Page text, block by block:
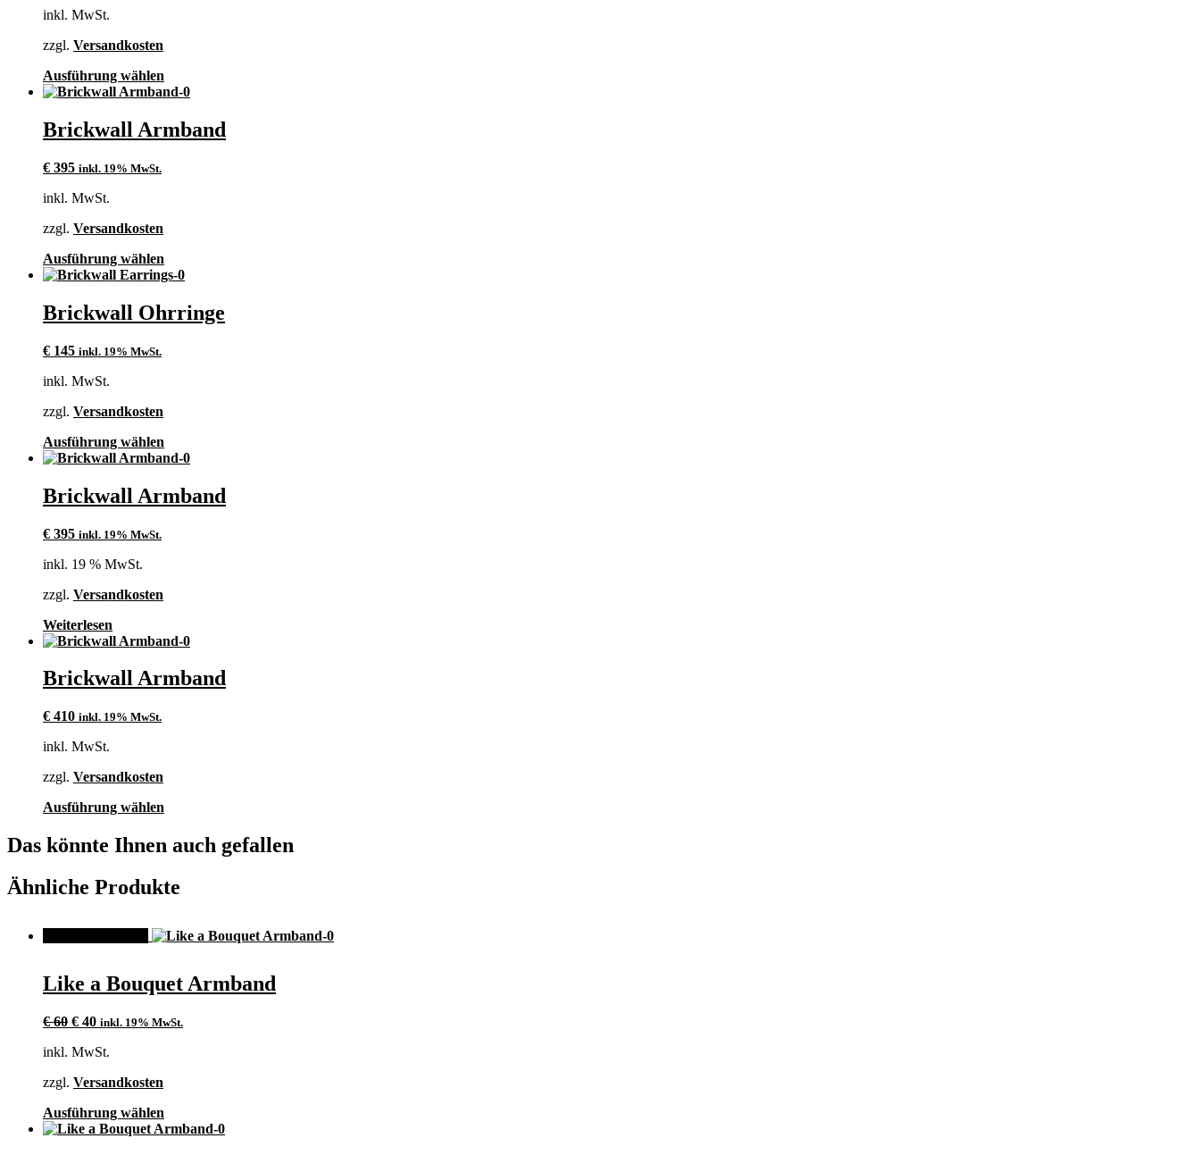
gewählt
werden
inkl. MwSt.
zzgl. Versandkosten
Ausführung wählen
Produkt
mehrere
Varianten
gewählt
werden
Brickwall Armband
€ 395 inkl. 19% MwSt.
inkl. MwSt.
zzgl. Versandkosten
Ausführung wählen
Produkt
mehrere
Varianten
gewählt
werden
Brickwall Ohrringe
€ 145 inkl. 19% MwSt.
inkl. MwSt.
zzgl. Versandkosten
Ausführung wählen
Produkt
mehrere
Varianten
gewählt
werden
Brickwall Armband
€ 395 inkl. 19% MwSt.
inkl. 19 % MwSt.
zzgl. Versandkosten
Weiterlesen
Brickwall Armband
€ 410 inkl. 19% MwSt.
inkl. MwSt.
zzgl. Versandkosten
Ausführung wählen
mehrere
auf.
können
Produktseite
gewählt
werden
Das könnte Ihnen auch gefallen
Ähnliche Produkte
Like a Bouquet Armband
€60 Ursprünglicher
war:
€ 40Aktueller
ist:
inkl. 19% MwSt.
inkl. MwSt.
zzgl. Versandkosten
Ausführung wählen
Produkt